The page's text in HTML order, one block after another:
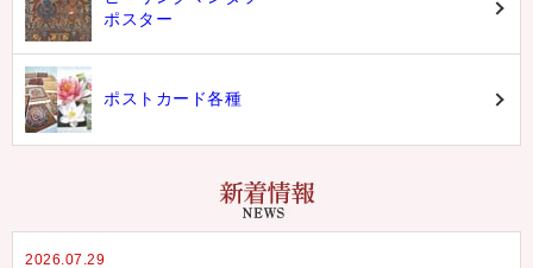
ポスター
ポストカード各種
2026.07.29